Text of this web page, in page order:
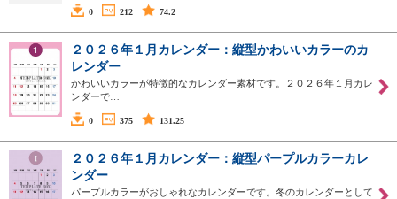
0 212 74.2
２０２６年１月カレンダー：縦型かわいいカラーのカ
レンダー
かわいいカラーが特徴的なカレンダー素材です。２０２６年１月カレ
ンダーで…
0 375 131.25
２０２６年１月カレンダー：縦型パープルカラーカレ
ンダー
パープルカラーがおしゃれなカレンダーです。冬のカレンダーとして